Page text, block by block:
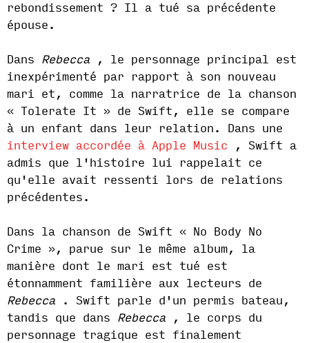
rebondissement ? Il a tué sa précédente
épouse.
Dans Rebecca , le personnage principal est
inexpérimenté par rapport à son nouveau
mari et, comme la narratrice de la chanson
« Tolerate It » de Swift, elle se compare
à un enfant dans leur relation. Dans une
interview accordée à Apple Music , Swift a
admis que l'histoire lui rappelait ce
qu'elle avait ressenti lors de relations
précédentes.
Dans la chanson de Swift « No Body No
Crime », parue sur le même album, la
manière dont le mari est tué est
étonnamment familière aux lecteurs de
Rebecca . Swift parle d'un permis bateau,
tandis que dans Rebecca , le corps du
personnage tragique est finalement